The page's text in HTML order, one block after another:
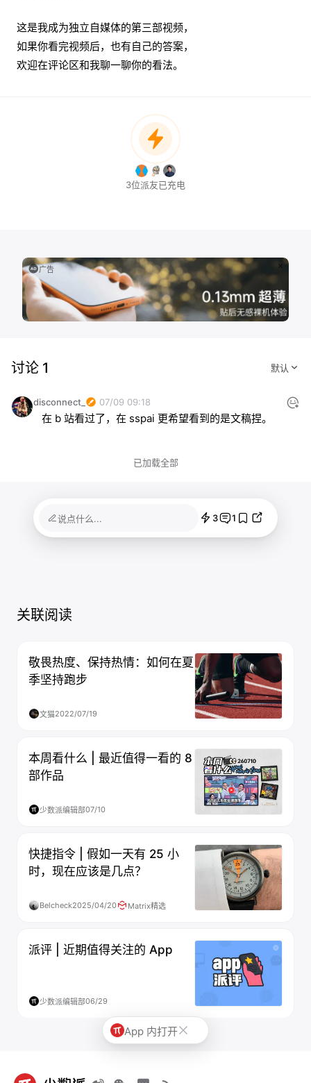
这是我成为独立自媒体的第三部视频，
如果你看完视频后，也有自己的答案，
欢迎在评论区和我聊一聊你的看法。
3位派友已充电
广告
讨论 1
disconnect_ 07/09 09:18
在 b 站看过了，在 sspai 更希望看到的是文稿捏。
已加载全部
说点什么... 3 1
关联阅读
敬畏热度、保持热情：如何在夏
季坚持跑步
文猫2022/07/19
本周看什么 | 最近值得一看的 8
部作品
少数派编辑部07/10
快捷指令 | 假如一天有 25 小
时，现在应该是几点？
Belcheck2025/04/20 Matrix精选
派评 | 近期值得关注的 App
少数派编辑部06/29
App 内打开